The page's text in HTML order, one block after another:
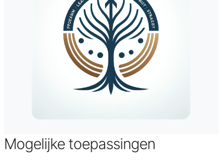
Mogelijke toepassingen